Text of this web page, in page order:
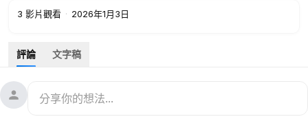
3 影片觀看 · 2026年1月3日
評論 文字稿